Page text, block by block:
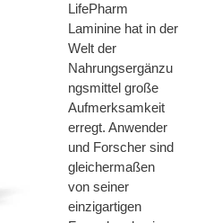
LifePharm
Laminine hat in der
Welt der
Nahrungsergänzu
ngsmittel große
Aufmerksamkeit
erregt. Anwender
und Forscher sind
gleichermaßen
von seiner
einzigartigen